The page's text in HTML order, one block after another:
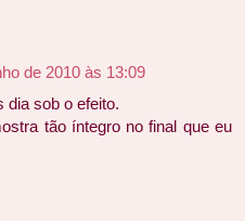
de 2010 às 13:09
dia sob o efeito.
tão íntegro no final que eu